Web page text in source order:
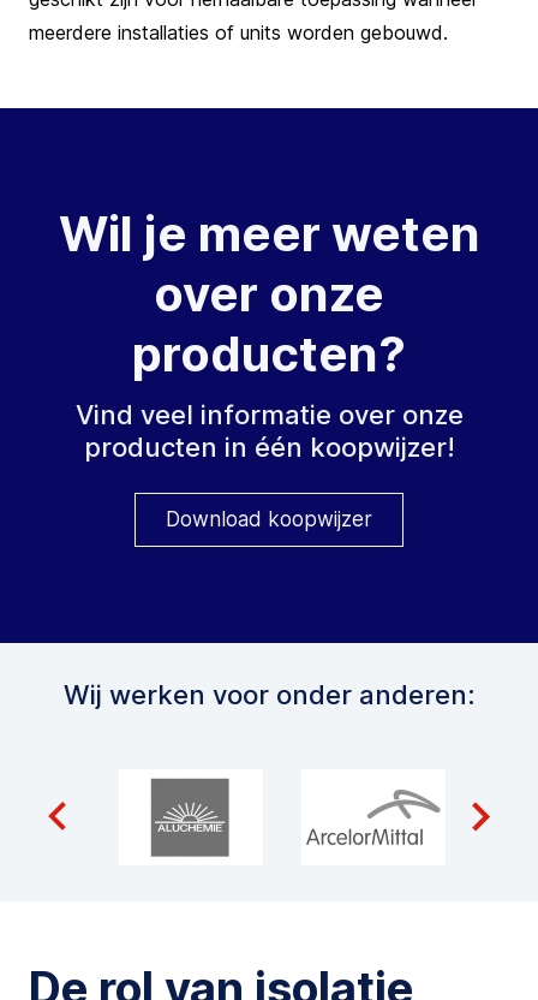
meerdere installaties of units worden gebouwd.
Wil je meer weten
over onze
producten?
Vind veel informatie over onze
producten in één koopwijzer!
Download koopwijzer
Wij werken voor onder anderen:
De rol van isolatie